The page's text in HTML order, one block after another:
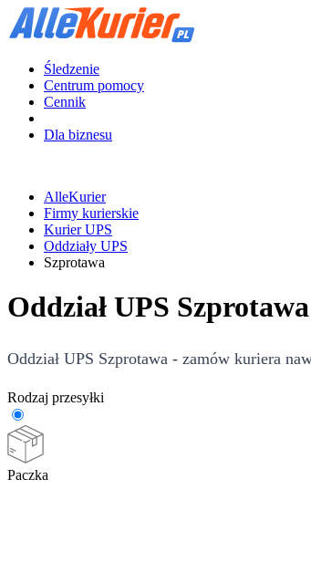
Śledzenie
Centrum pomocy
Cennik
Dla biznesu
AlleKurier
Firmy kurierskie
Kurier UPS
Oddziały UPS
Szprotawa
Oddział UPS
Oddział UPS Szprotawa - zamów kuriera
Rodzaj przesyłki
Paczka